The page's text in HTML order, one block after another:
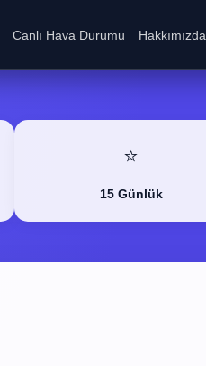
Canlı Hava Durumu Hakkımızda
⭐
15 Günlük